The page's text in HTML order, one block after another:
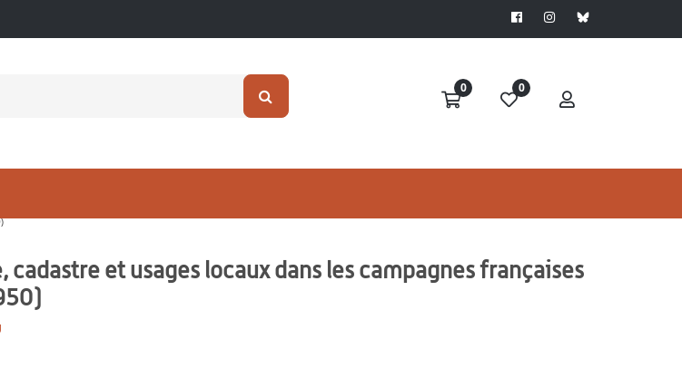
0 0
cadastre et usages locaux dans les campagnes françaises